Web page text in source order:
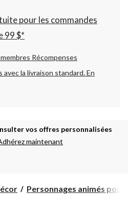
changer
pour les commandes
99 $*
Récompenses
avec la livraison standard.En
vos offres personnalisées
maintenant
Personnages animés pour